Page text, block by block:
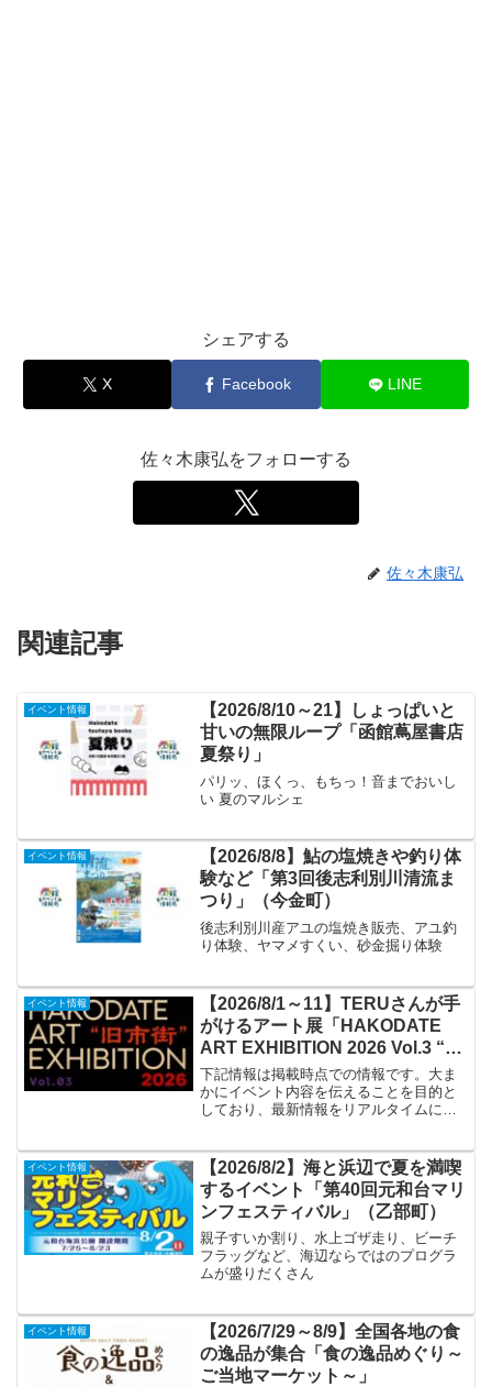
シェアする
X Facebook LINE
佐々木康弘をフォローする
佐々木康弘
関連記事
イベント情報
【2026/8/10～21】しょっぱいと
甘いの無限ループ「函館蔦屋書店
夏祭り」
パリッ、ほくっ、もちっ！音までおいし
い 夏のマルシェ
イベント情報
【2026/8/8】鮎の塩焼きや釣り体
験など「第3回後志利別川清流ま
つり」（今金町）
後志利別川産アユの塩焼き販売、アユ釣
り体験、ヤマメすくい、砂金掘り体験
イベント情報
【2026/8/1～11】TERUさんが手
がけるアート展「HAKODATE
ART EXHIBITION 2026 Vol.3 “旧
市街”」
下記情報は掲載時点での情報です。大ま
かにイベント内容を伝えることを目的と
しており、最新情報をリアルタイムに発
アカウントなどでご確認ください。イベ
ント名HAKODA...
イベント情報
【2026/8/2】海と浜辺で夏を満喫
するイベント「第40回元和台マリ
ンフェスティバル」（乙部町）
親子すいか割り、水上ゴザ走り、ビーチ
フラッグなど、海辺ならではのプログラ
ムが盛りだくさん
イベント情報
【2026/7/29～8/9】全国各地の食
の逸品が集合「食の逸品めぐり～
ご当地マーケット～」